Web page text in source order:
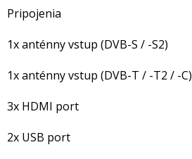
Pripojenia
1x anténny vstup (DVB-S / -S2)
1x anténny vstup (DVB-T / -T2 / -C)
3x HDMI port
2x USB port